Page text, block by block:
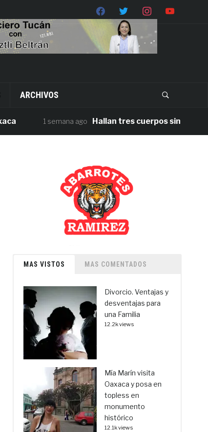
ARCHIVOS
1 semana ago Hallan tres cuerpos sin vida en la
MAS VISTOS MAS COMENTADOS
Divorcio. Ventajas y
desventajas para
una Familia
12.2k views
Mía Marín visita
Oaxaca y posa en
topless en
monumento
histórico
12.1k views